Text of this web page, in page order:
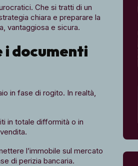
Che si tratti di un
chiara e preparare la
vantaggiosa e sicura.
documenti
in fase di rogito. In realtà,
in totale difformità o in
l’immobile sul mercato
di perizia bancaria.